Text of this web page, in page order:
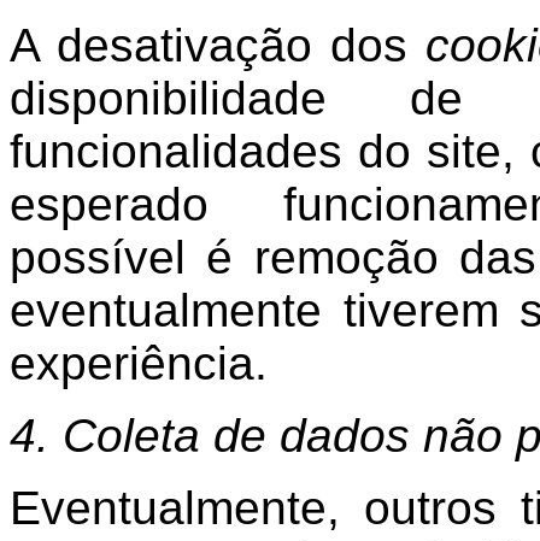
A desativação dos
disponibilidade de
funcionalidades do site,
esperado
possível é remoção
eventualmente tiverem
experiência.
4. Coleta de dados não
Eventualmente, outros